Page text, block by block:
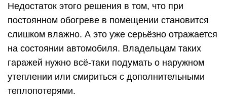
Недостаток этого решения в том, что при
постоянном обогреве в помещении становится
слишком влажно. А это уже серьёзно отражается
на состоянии автомобиля. Владельцам таких
гаражей нужно всё-таки подумать о наружном
утеплении или смириться с дополнительными
теплопотерями.